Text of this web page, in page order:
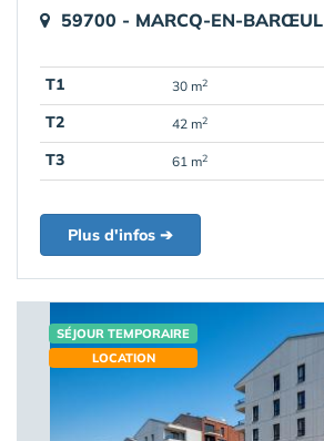
59700 - MARCQ-EN-BARŒUL
T1 30 m2
T2
42 m2
T3
61 m2
Plus d'infos ➔
SÉJOUR TEMPORAIRE
LOCATION